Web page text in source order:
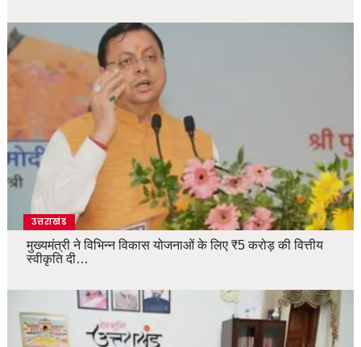
उत्तराखंड
मुख्यमंत्री ने विभिन्न विकास योजनाओं के लिए ₹5 करोड़ की वित्तीय
स्वीकृति दी…